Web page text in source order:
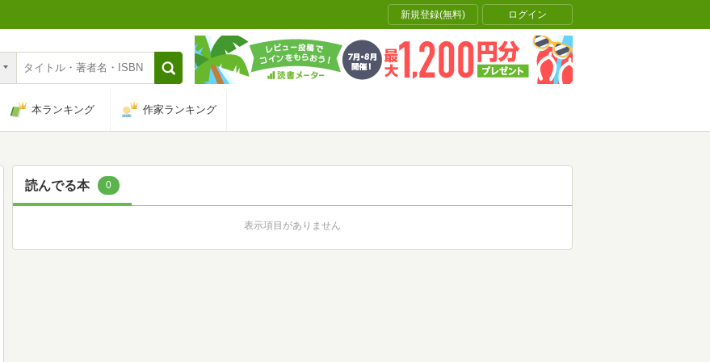
新規登録(無料) ログイン
本ランキング 作家ランキング
読んでる本 0
表示項目がありません